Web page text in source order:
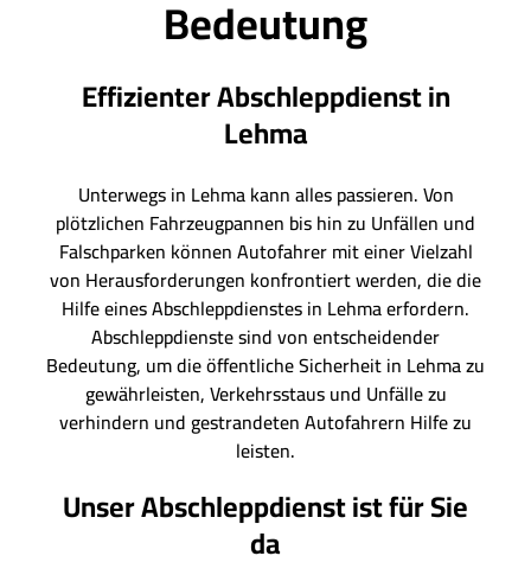
Bedeutung
Effizienter Abschleppdienst in
Lehma
Unterwegs in Lehma kann alles passieren. Von
plötzlichen Fahrzeugpannen bis hin zu Unfällen und
Falschparken können Autofahrer mit einer Vielzahl
von Herausforderungen konfrontiert werden, die die
Hilfe eines Abschleppdienstes in Lehma erfordern.
Abschleppdienste sind von entscheidender
Bedeutung, um die öffentliche Sicherheit in Lehma zu
gewährleisten, Verkehrsstaus und Unfälle zu
verhindern und gestrandeten Autofahrern Hilfe zu
leisten.
Unser Abschleppdienst ist für Sie
da